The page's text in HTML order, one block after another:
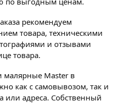
рекомендуем
товара, техническими
и отзывами
товара.
малярные Master в
как с самовывозом, так и
или адреса. Собственный